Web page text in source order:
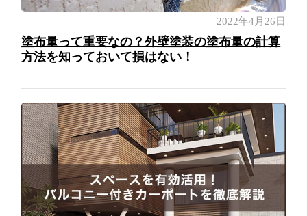
2022年4月26日
塗布量って重要なの？外壁塗装の塗布量の計算
方法を知っておいて損はない！